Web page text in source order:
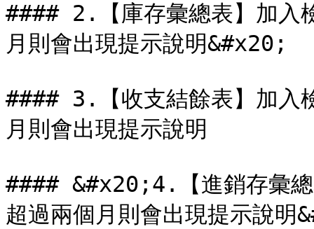
#### 2.【庫存彙總表】加入
月則會出現提示說明&#x20;
#### 3.【收支結餘表】加入
月則會出現提示說明
#### &#x20;4.【進銷存彙總
超過兩個月則會出現提示說明